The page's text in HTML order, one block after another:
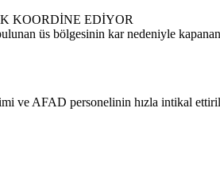
KOORDİNE EDİYOR
üs bölgesinin kar nedeniyle
ve AFAD personelinin hızla intikal